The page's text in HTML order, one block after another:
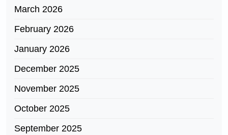
March 2026
February 2026
January 2026
December 2025
November 2025
October 2025
September 2025